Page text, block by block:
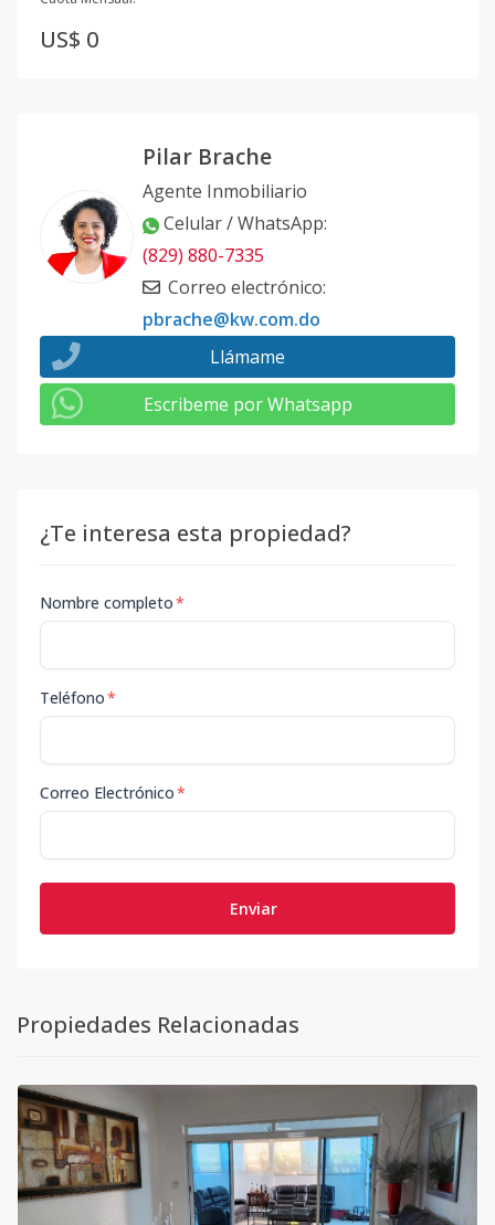
US$ 0
Pilar Brache
Agente Inmobiliario
Celular / WhatsApp:
(829) 880-7335
Correo electrónico:
pbrache@kw.com.do
Llámame
Escribeme por Whatsapp
¿Te interesa esta propiedad?
Nombre completo*
Teléfono*
Correo Electrónico*
Enviar
Propiedades Relacionadas